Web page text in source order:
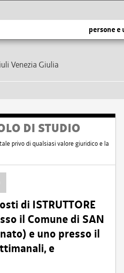
persone e
Venezia Giulia
DI STUDIO
privo di qualsiasi valore giuridico e la
di ISTRUTTORE
il Comune di SAN
e uno presso il
e